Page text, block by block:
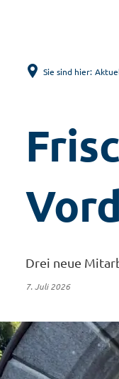
Sie sind hier:
Drei neue
7. Juli 2026